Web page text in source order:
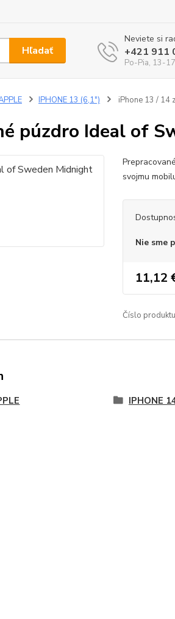
Hľadať
Neviete si
+421 911
Po-Pia, 13-
IPHONE 13 (6,1") iPhone 13 / 14
púzdro Ideal of
svojmu
Nie sme
11,12
Číslo
IPHONE